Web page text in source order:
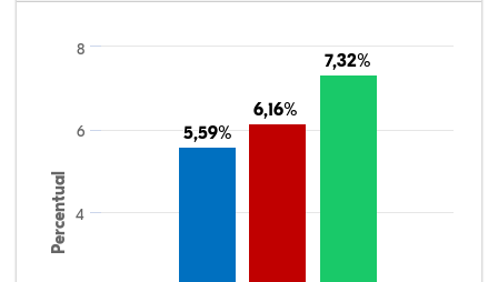
Percentual
5,59%
5,59%
6,16%
6,16%
7,32%
7,32%
4
6
8